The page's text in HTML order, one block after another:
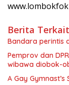
Berita Terkait
Bandara perintis
Pemprov dan
wibawa diobok-
A Gay Gymnast’s